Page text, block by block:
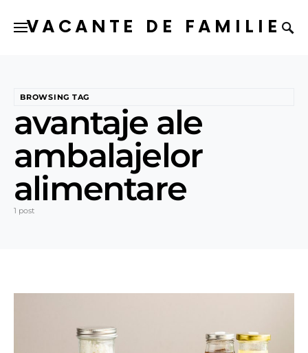
VACANTE DE FAMILIE
BROWSING TAG
avantaje ale
ambalajelor
alimentare
1 post